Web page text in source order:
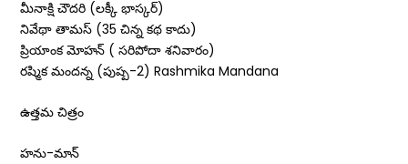
మీనాక్షి చౌదరి (లక్కీ భాస్కర్‌)
నివేథా తామస్‌ (35 చిన్న కథ కాదు)
ప్రియాంక మోహన్‌ ( సరిపోదా శనివారం)
రష్మిక మందన్న (పుష్ప-2) Rashmika Mandana
ఉత్తమ చిత్రం
హను-మాన్‌